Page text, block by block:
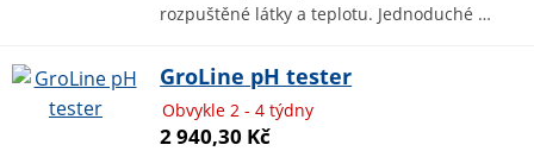
rozpuštěné látky a teplotu. Jednoduché …
GroLine pH tester
Obvykle 2 - 4 týdny
2 940,30 Kč